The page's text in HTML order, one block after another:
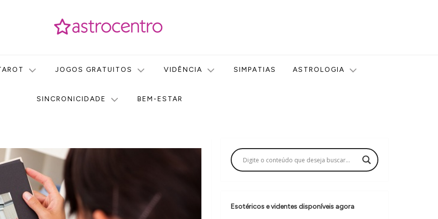
JOGOS GRATUITOS VIDÊNCIA SIMPATIAS ASTROLOGIA
SINCRONICIDADE BEM-ESTAR
Esotéricos e videntes disponíveis agora